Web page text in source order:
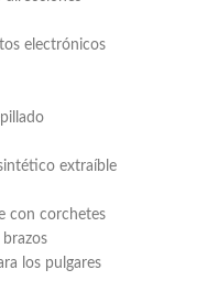
electrónicos
extraíble
con corchetes
los pulgares